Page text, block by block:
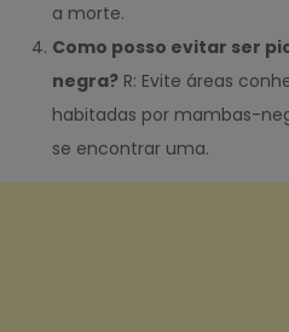
a morte.
Como posso evitar ser
negra? R: Evite áreas
habitadas por mambas-
se encontrar uma.